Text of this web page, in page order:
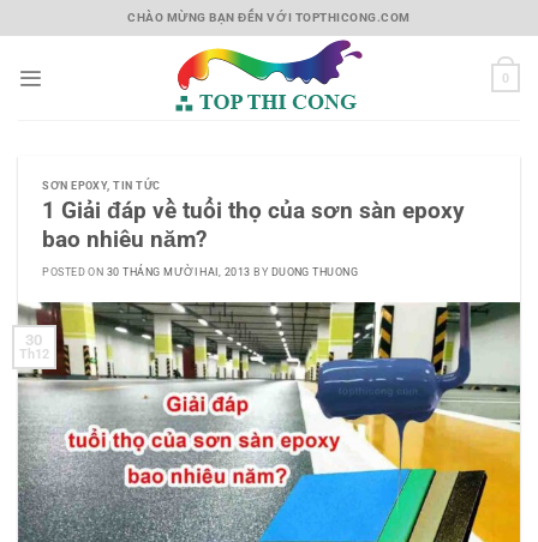
to
CHÀO MỪNG BẠN ĐẾN VỚI TOPTHICONG.COM
0
SƠN EPOXY,TIN TỨC
1 Giải đáp về tuổi thọ của sơn sàn epoxy
bao nhiêu năm?
POSTED ON 30 THÁNG MƯỜI HAI, 2013 BY DUONG THUONG
30
Th12